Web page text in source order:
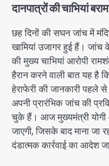
दानपात्रों की चाभियां
छह दिनों की सघन जांच में
खामियां उजागर हुई हैं। जांच
की मुख्य चाभियां आरोपी
हैरान करने वाली बात यह है
हेराफेरी की जानकारी पहले
अपनी प्रारंभिक जांच की
चुके हैं। आज मुख्यमंत्री योगी
जाएगी, जिसके बाद माना जा
दंडात्मक कार्रवाई का आदेश